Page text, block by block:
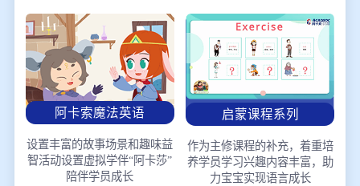
阿卡索魔法英语
设置丰富的故事场景和趣味益
智活动设置虚拟学伴“阿卡莎”
陪伴学员成长
启蒙课程系列
作为主修课程的补充，着重培
养学员学习兴趣内容丰富，助
力宝宝实现语言成长